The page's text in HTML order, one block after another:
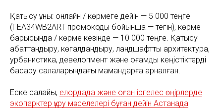
Қатысу құны: онлайн / көрмеге дейін — 5 000 теңге
(FEA34WB2ART промокоды бойынша — тегін), көрме
барысында / көрме кезінде — 10 000 теңге. Қатысу
абаттандыру, көгалдандыру, ландшафттық архитектура,
урбанистика, девелопмент және қоғамдық кеңістіктерді
басқару салаларындағы мамандарға арналған.
Еске салайық, елордада және оған іргелес өңірлерде
экопарктер құру мәселелері бұған дейін Астанада